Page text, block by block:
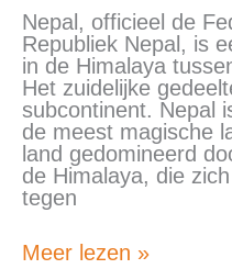
Nepal, officieel de
Republiek Nepal, is
in de Himalaya
Het zuidelijke
subcontinent. Nepal
de meest magische
land gedomineerd
de Himalaya, die
tegen
Meer lezen »